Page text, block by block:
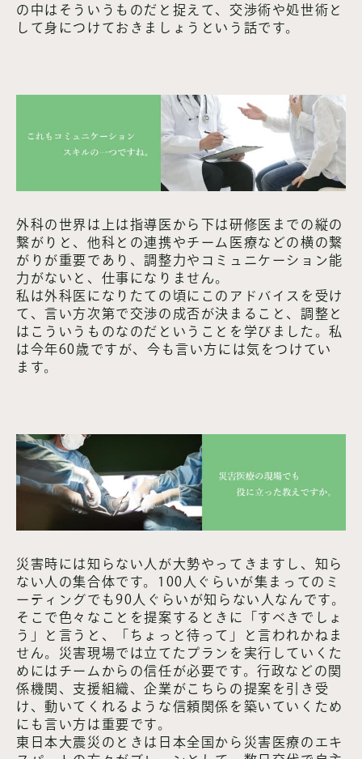
の中はそういうものだと捉えて、交渉術や処世術と
して身につけておきましょうという話です。
外科の世界は上は指導医から下は研修医までの縦の
繋がりと、他科との連携やチーム医療などの横の繋
がりが重要であり、調整力やコミュニケーション能
力がないと、仕事になりません。
私は外科医になりたての頃にこのアドバイスを受け
て、言い方次第で交渉の成否が決まること、調整と
はこういうものなのだということを学びました。私
は今年60歳ですが、今も言い方には気をつけてい
ます。
災害時には知らない人が大勢やってきますし、知ら
ない人の集合体です。100人ぐらいが集まってのミ
ーティングでも90人ぐらいが知らない人なんです。
そこで色々なことを提案するときに「すべきでしょ
う」と言うと、「ちょっと待って」と言われかねま
せん。災害現場では立てたプランを実行していくた
めにはチームからの信任が必要です。行政などの関
係機関、支援組織、企業がこちらの提案を引き受
け、動いてくれるような信頼関係を築いていくため
にも言い方は重要です。
東日本大震災のときは日本全国から災害医療のエキ